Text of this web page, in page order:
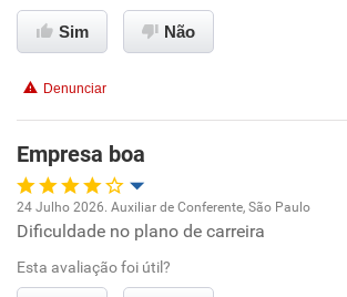
Recomenda esta empresa
Recomenda a diretoria
Sim Não
Denunciar
Empresa boa
Oportunidade de promoção
Ambiente de trabalho
24 Julho 2026. Auxiliar de Conferente, São Paulo
Dificuldade no plano de carreira
Esta avaliação foi útil?